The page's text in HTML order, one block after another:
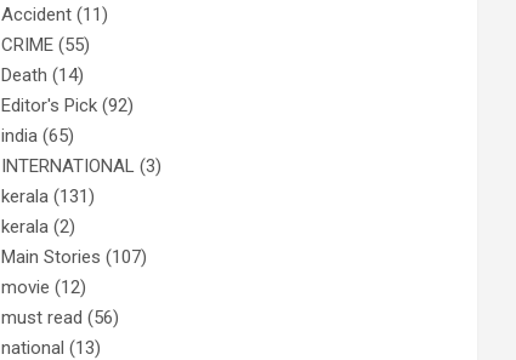
Accident (11)
CRIME (55)
Death (14)
Editor's Pick (92)
india (65)
INTERNATIONAL (3)
kerala (131)
kerala (2)
Main Stories (107)
movie (12)
must read (56)
national (13)